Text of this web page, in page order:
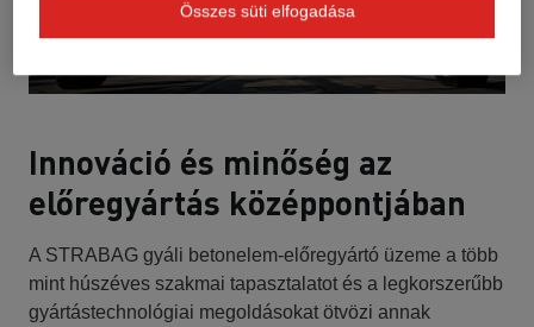
Innováció és minőség az
előregyártás középpontjában
A STRABAG gyáli betonelem-előregyártó üzeme a több
mint húszéves szakmai tapasztalatot és a legkorszerűbb
gyártástechnológiai megoldásokat ötvözi annak
Összes süti elfogadása